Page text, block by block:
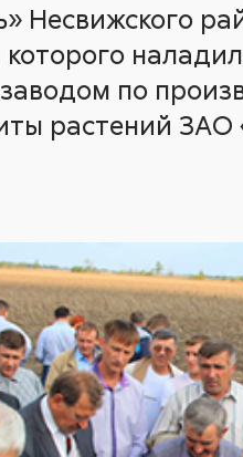
Несвижского
по
растений ЗАО